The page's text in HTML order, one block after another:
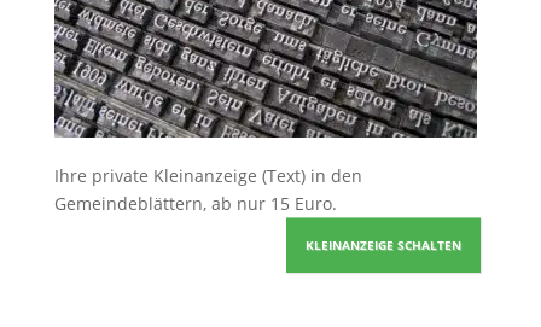
Ihre private Kleinanzeige (Text) in den
Gemeindeblättern, ab nur 15 Euro.
KLEINANZEIGE SCHALTEN